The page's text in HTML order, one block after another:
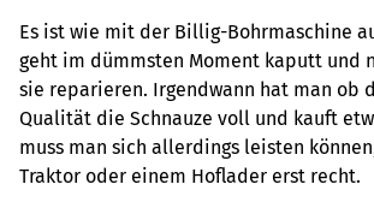
Es ist wie mit der Billig-Bohrmaschine
geht im dümmsten Moment kaputt und
sie reparieren. Irgendwann hat man ob
Qualität die Schnauze voll und kauft
muss man sich allerdings leisten
Traktor oder einem Hoflader erst recht.